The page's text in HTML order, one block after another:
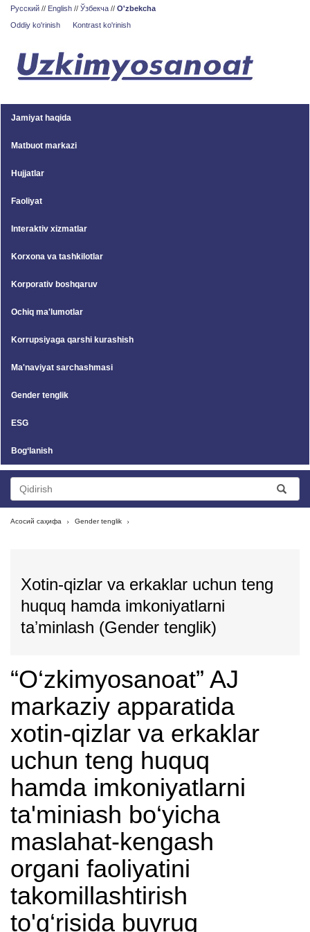
Русский // English // Ўзбекча // O'zbekcha
Oddiy ko'rinish
Kontrast ko'rinish
Jamiyat haqida
Matbuot markazi
Hujjatlar
Faoliyat
Interaktiv xizmatlar
Korxona va tashkilotlar
Korporativ boshqaruv
Ochiq ma'lumotlar
Korrupsiyaga qarshi kurashish
Ma'naviyat sarchashmasi
Gender tenglik
ESG
Bog‘lanish
Асосий саҳифа Gender tenglik
Xotin-qizlar va erkaklar uchun teng
huquq hamda imkoniyatlarni
taʼminlash (Gender tenglik)
“O‘zkimyosanoat” AJ
markaziy apparatida
xotin-qizlar va erkaklar
uchun teng huquq
hamda imkoniyatlarni
ta'miniash bo‘yicha
maslahat-kengash
organi faoliyatini
takomillashtirish
to'g‘risida buyruq